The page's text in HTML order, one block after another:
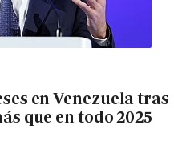
en Venezuela tras
que en todo 2025